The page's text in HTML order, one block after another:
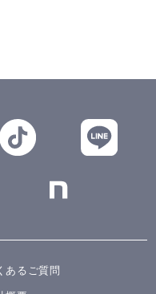
あるご質問